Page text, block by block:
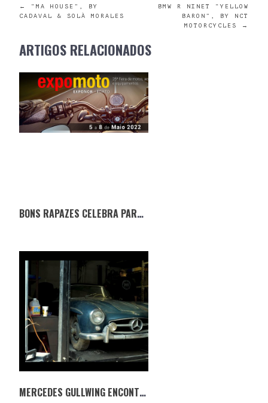
POST
NAVIGATION
←
“MA HOUSE”, BY
CADAVAL & SOLÀ MORALES
BMW R NINET “YELLOW
BARON”, BY NCT
MOTORCYCLES
→
ARTIGOS RELACIONADOS
BONS RAPAZES CELEBRA PARCERIA COM A EXPOMOTO
MERCEDES GULLWING ENCONTRADO 42 ANOS DEPOIS